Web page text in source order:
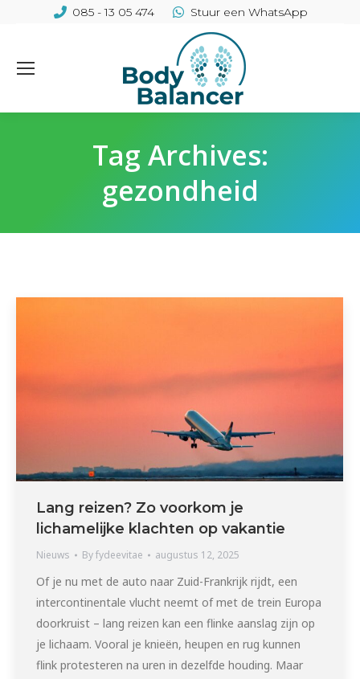
085 - 13 05 474 Stuur een WhatsApp
Tag Archives:
gezondheid
Lang reizen? Zo voorkom je
lichamelijke klachten op vakantie
Nieuws Byfydeevitae augustus 12, 2025
Of je nu met de auto naar Zuid-Frankrijk rijdt, een
intercontinentale vlucht neemt of met de trein Europa
doorkruist – lang reizen kan een flinke aanslag zijn op
je lichaam. Vooral je knieën, heupen en rug kunnen
flink protesteren na uren in dezelfde houding. Maar